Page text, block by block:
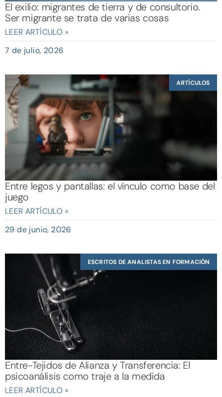
El exilio: migrantes de tierra y de consultorio.
Ser migrante se trata de varias cosas
LEER ARTÍCULO »
7 de julio, 2026
ARTÍCULOS
Entre legos y pantallas: el vínculo como base del
juego
LEER ARTÍCULO »
29 de junio, 2026
ESCRITOS DE ANALISTAS EN FORMACIÓN
Entre-Tejidos de Alianza y Transferencia: El
psicoanálisis como traje a la medida
LEER ARTÍCULO »